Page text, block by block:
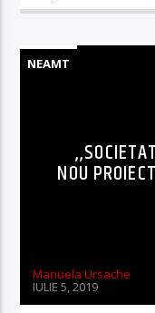
NEAMT
NOU
Manuela Ursache
IULIE 5, 2019